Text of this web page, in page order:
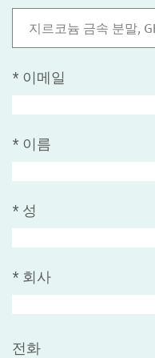
지르코늄 금속 분말,
* 이메일
* 이름
* 성
* 회사
전화